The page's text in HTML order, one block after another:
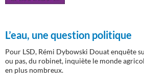
L’eau, une question politique
Pour LSD, Rémi Dybowski Douat enquête
ou pas, du robinet, inquiète le monde
en plus nombreux.